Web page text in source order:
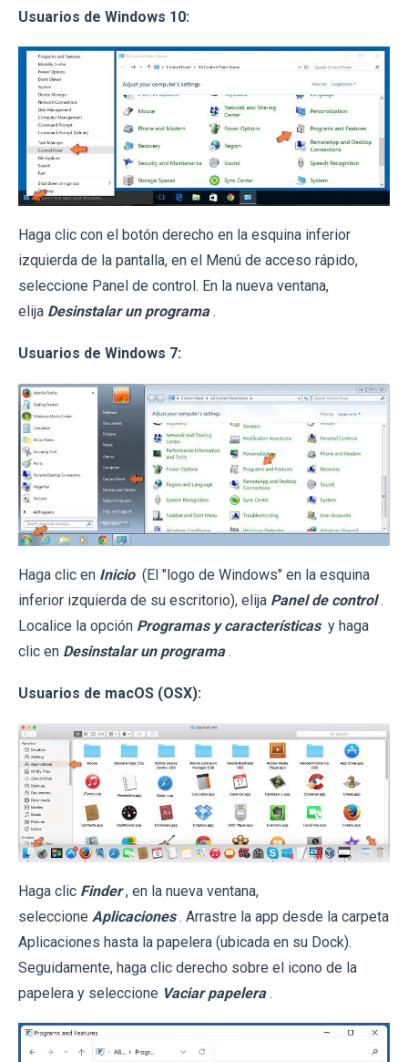
Usuarios de Windows 10:
Haga clic con el botón derecho en la esquina inferior
izquierda de la pantalla, en el Menú de acceso rápido,
seleccione Panel de control. En la nueva ventana,
elija Desinstalar un programa .
Usuarios de Windows 7:
Haga clic en Inicio (El "logo de Windows" en la esquina
inferior izquierda de su escritorio), elija Panel de control .
Localice la opción Programas y características y haga
clic en Desinstalar un programa .
Usuarios de macOS (OSX):
Haga clic Finder , en la nueva ventana,
seleccione Aplicaciones . Arrastre la app desde la carpeta
Aplicaciones hasta la papelera (ubicada en su Dock).
Seguidamente, haga clic derecho sobre el icono de la
papelera y seleccione Vaciar papelera .